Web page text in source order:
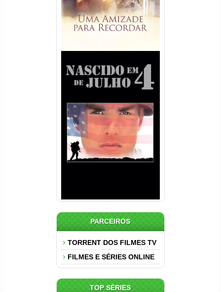
Nascido em 4 de Julho
Torrent (1989) WEB-DL 1080p
Dual Áudio
PARCEIROS
TORRENT DOS FILMES TV
FILMES E SÉRIES ONLINE
TOP SÉRIES